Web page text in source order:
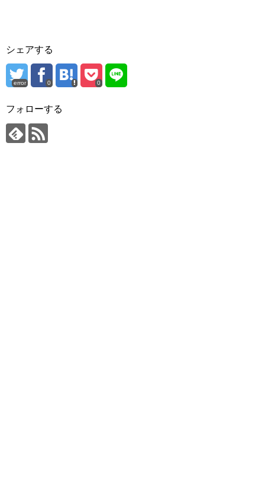
シェアする
error 0 0
フォローする